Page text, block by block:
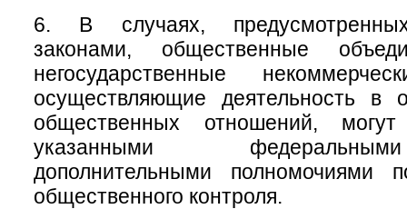
6. В случаях,
законами, общественные
негосударственные
осуществляющие деятельность в
общественных отношений,
указанными
дополнительными полномочиями
общественного контроля.